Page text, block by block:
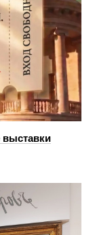
выставки